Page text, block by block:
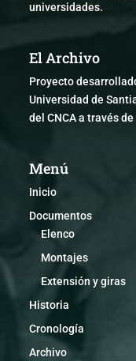
universidades.
El Archivo
Proyecto
Universidad de
del CNCA a través
Menú
Inicio
Documentos
Elenco
Montajes
Extensión y giras
Historia
Cronología
Archivo